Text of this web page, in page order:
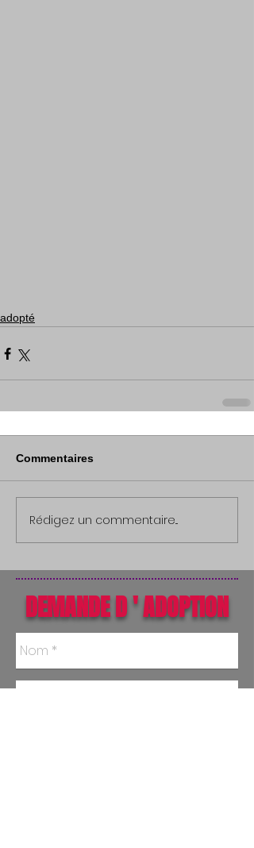
adopté
Commentaires
Rédigez un commentaire...
DEMANDE D ' ADOPTION